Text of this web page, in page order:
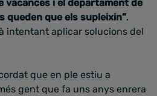
vacances i el departament de
queden que els supleixin”.
intentant aplicar solucions del
que en ple estiu a
gent que fa uns anys enrera